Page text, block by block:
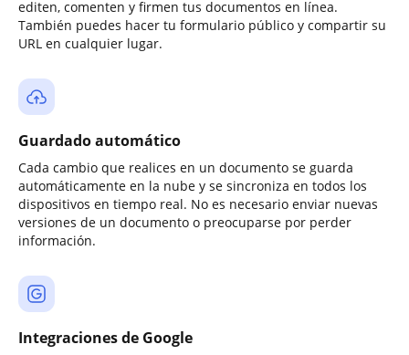
editen, comenten y firmen tus documentos en línea.
También puedes hacer tu formulario público y compartir su
URL en cualquier lugar.
Guardado automático
Cada cambio que realices en un documento se guarda
automáticamente en la nube y se sincroniza en todos los
dispositivos en tiempo real. No es necesario enviar nuevas
versiones de un documento o preocuparse por perder
información.
Integraciones de Google